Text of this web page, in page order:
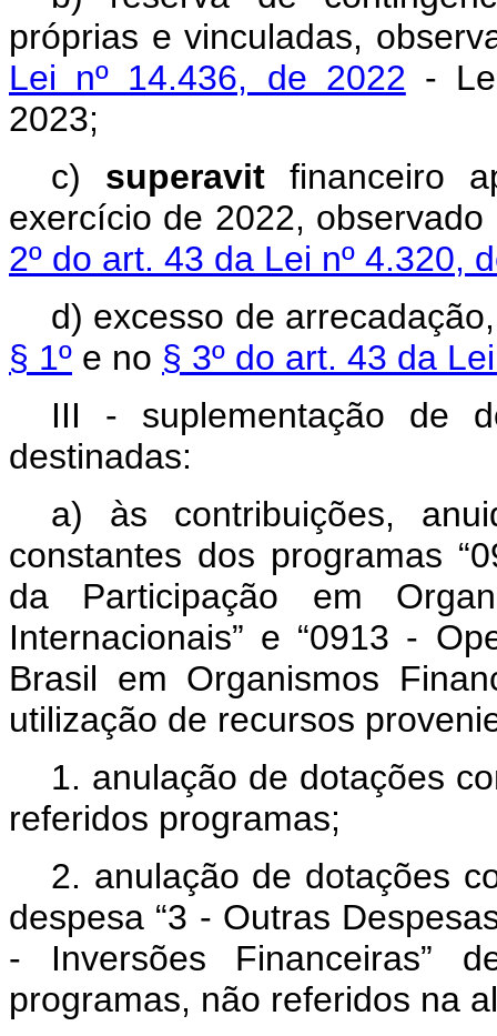
próprias e vinculadas,
Lei nº 14.436, de 2022 -
2023;
c) superavitfinanceiro
exercício de 2022,
2º do art. 43 da Lei nº 4.320,
d) excesso de
§ 1º e no § 3º do art. 43 da
III - suplementação de
destinadas:
a) às contribuições,
constantes dos programas
da Participação em
Internacionais” e “0913 -
Brasil em Organismos
utilização de recursos
1. anulação de dotações
referidos programas;
2. anulação de dotações
despesa “3 - Outras
- Inversões Financeiras”
programas, não referidos na